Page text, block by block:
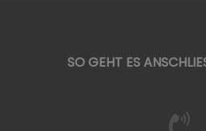
SO GEHT ES